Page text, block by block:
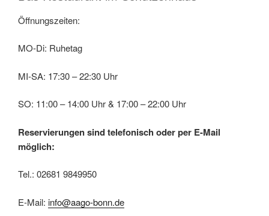
Öffnungszeiten:
MO-Di: Ruhetag
MI-SA: 17:30 – 22:30 Uhr
SO: 11:00 – 14:00 Uhr & 17:00 – 22:00 Uhr
Reservierungen sind telefonisch oder per E-Mail
möglich:
Tel.: 02681 9849950
E-Mail: info@aago-bonn.de